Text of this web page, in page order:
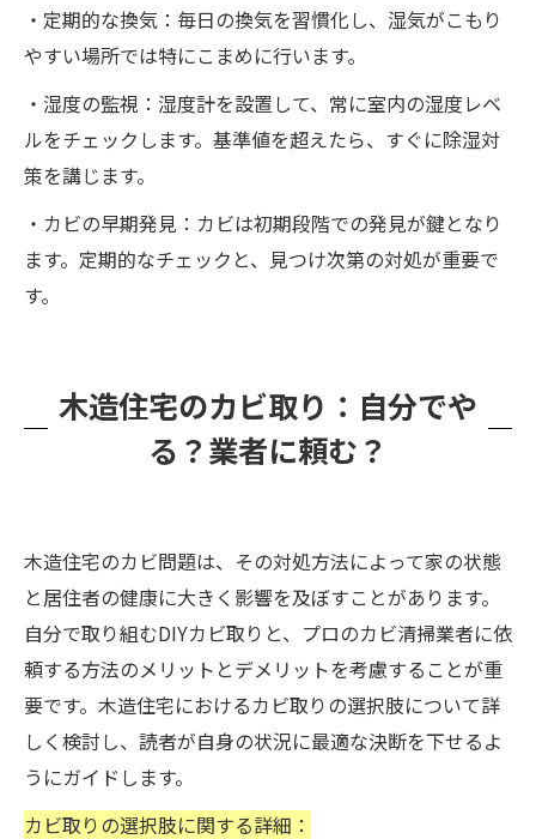
・定期的な換気：毎日の換気を習慣化し、湿気がこもり
やすい場所では特にこまめに行います。
・湿度の監視：湿度計を設置して、常に室内の湿度レベ
ルをチェックします。基準値を超えたら、すぐに除湿対
策を講じます。
・カビの早期発見：カビは初期段階での発見が鍵となり
ます。定期的なチェックと、見つけ次第の対処が重要で
す。
木造住宅のカビ取り：自分でや
る？業者に頼む？
木造住宅のカビ問題は、その対処方法によって家の状態
と居住者の健康に大きく影響を及ぼすことがあります。
自分で取り組むDIYカビ取りと、プロのカビ清掃業者に依
頼する方法のメリットとデメリットを考慮することが重
要です。木造住宅におけるカビ取りの選択肢について詳
しく検討し、読者が自身の状況に最適な決断を下せるよ
うにガイドします。
カビ取りの選択肢に関する詳細：